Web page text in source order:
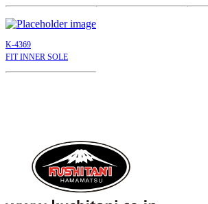
K-4369
FIT INNER SOLE